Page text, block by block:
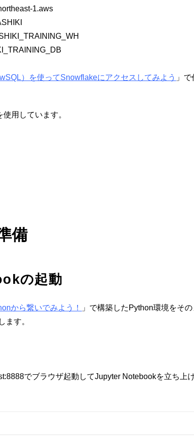
1.aws
）を使ってSnowflakeにアクセスしてみよう 」
用しています。
備
の起動
から繋いでみよう！
」で構築したPython環境をその
ます。
でブラウザ起動してJupyter Notebookを立ち上げ